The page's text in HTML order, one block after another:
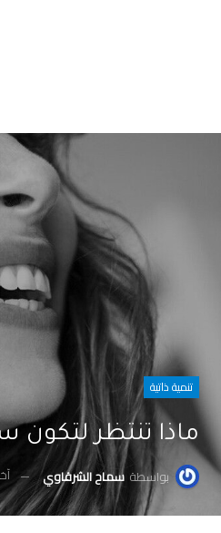
تنمية ذاتية
ماذا تنتظر لتكون
بواسطة سماح الشرقاوي